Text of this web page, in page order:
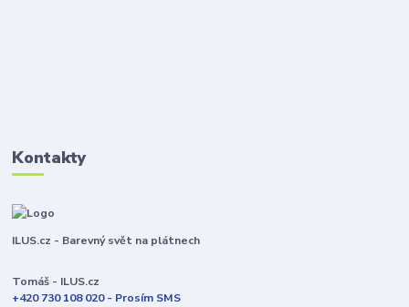
Kontakty
ILUS.cz - Barevný svět na plátnech
Tomáš - ILUS.cz
+420 730 108 020 - Prosím SMS